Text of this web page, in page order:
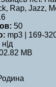
Rap, Jazz,
50
mp3 | 169-
н|д
MB